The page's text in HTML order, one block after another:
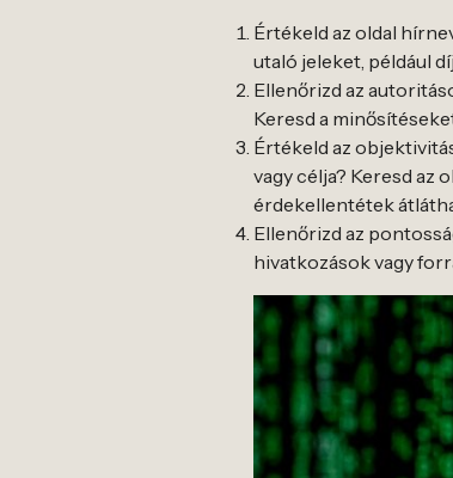
Értékeld az oldal
utaló jeleket, például
Ellenőrizd az
Keresd a
Értékeld az
vagy célja? Keresd
érdekellentétek
Ellenőrizd az
hivatkozások vagy